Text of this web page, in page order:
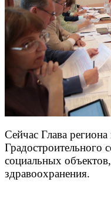
Сейчас Глава
Градостроительного
социальных
здравоохранения.